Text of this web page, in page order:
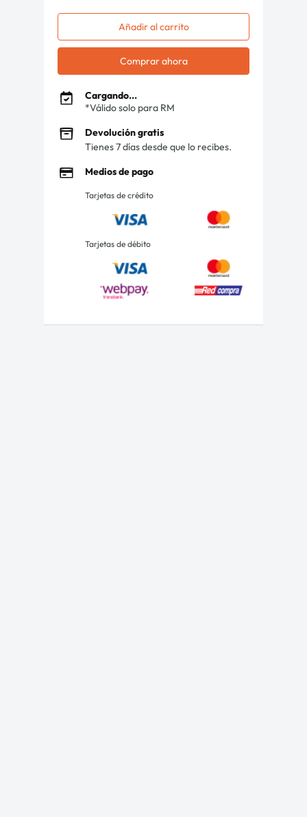
Añadir al carrito
Comprar ahora
Cargando...
*Válido solo para RM
Devolución gratis
Tienes 7 días desde que lo recibes.
Medios de pago
Tarjetas de crédito
Tarjetas de débito